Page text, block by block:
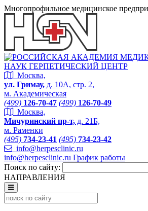
Многопрофильное медицинское
Москва,
ул. Гримау, д. 10А, стр. 2,
м. Академическая
(499) 126-70-47 (499) 126-70-49
Москва,
Мичуринский пр-т, д. 21Б,
м. Раменки
(495) 734-23-41 (495) 734-23-42
info@herpesclinic.ru
info@herpesclinic.ru График работы
Поиск по сайту:
НАПРАВЛЕНИЯ